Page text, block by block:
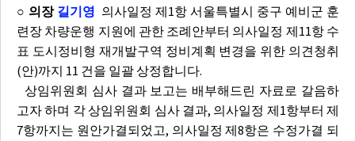
○ 의장 길기영 의사일정 제1항 서울특별시 중구 예비군 훈
련장 차량운행 지원에 관한 조례안부터 의사일정 제11항 수
표 도시정비형 재개발구역 정비계획 변경을 위한 의견청취
(안)까지 11 건을 일괄 상정합니다.
상임위원회 심사 결과 보고는 배부해드린 자료로 갈음하
고자 하며 각 상임위원회 심사 결과, 의사일정 제1항부터 제
7항까지는 원안가결되었고, 의사일정 제8항은 수정가결 되